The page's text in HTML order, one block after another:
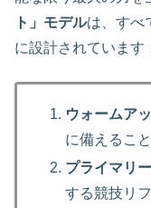
ト」モデルは、すべ
に設計されています
ウォームア
に備えるこ
プライマリ
する競技リ